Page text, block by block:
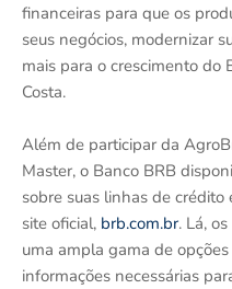
financeiras para que os
seus negócios, modernizar
mais para o crescimento do
Costa.
Além de participar da
Master, o Banco BRB
sobre suas linhas de
site oficial, brb.com.br. Lá,
uma ampla gama de
informações necessárias